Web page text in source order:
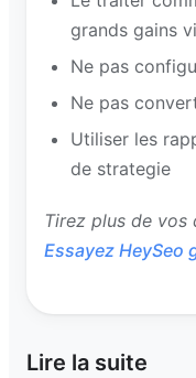
grands gains
Ne pas
Ne pas
Utiliser les
de strategie
Tirez plus de vos
Essayez HeySeo
Lire la suite